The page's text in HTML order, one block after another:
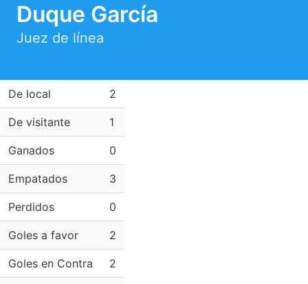
Duque García
Juez de línea
De local 2
De visitante 1
Ganados 0
Empatados 3
Perdidos 0
Goles a favor 2
Goles en Contra 2